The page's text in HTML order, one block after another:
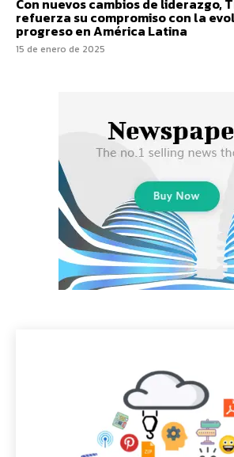
Con nuevos cambios de liderazgo,
refuerza su compromiso con la
progreso en América Latina
15 de enero de 2025